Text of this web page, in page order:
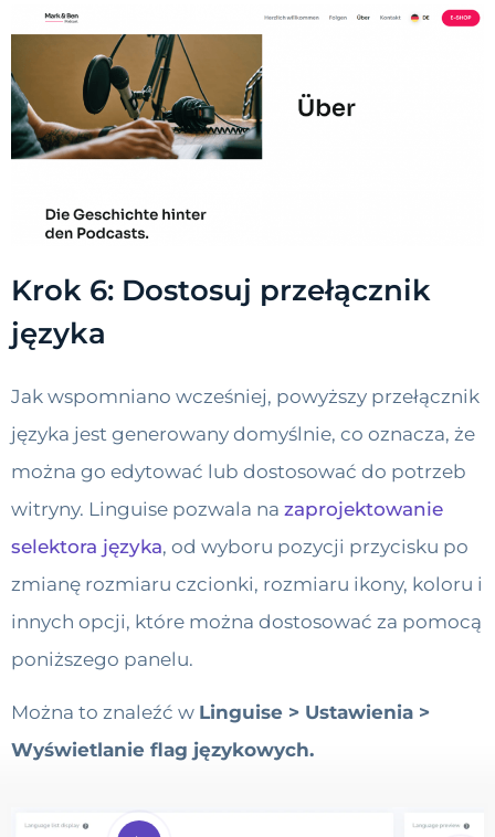
Krok 6: Dostosuj przełącznik
języka
Jak wspomniano wcześniej, powyższy przełącznik
języka jest generowany domyślnie, co oznacza, że ​​
można go edytować lub dostosować do potrzeb
witryny. Linguise pozwala na zaprojektowanie
selektora języka, od wyboru pozycji przycisku po
zmianę rozmiaru czcionki, rozmiaru ikony, koloru i
innych opcji, które można dostosować za pomocą
poniższego panelu.
Można to znaleźć w Linguise > Ustawienia >
Wyświetlanie flag językowych.